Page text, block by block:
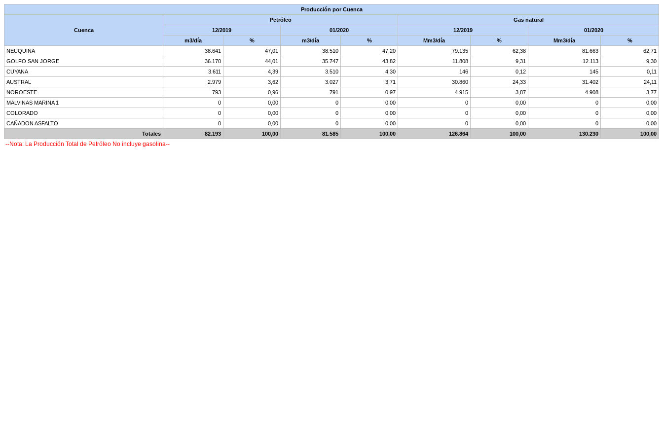
Producción por Cuenca
Cuenca
Petróleo
Gas natural
12/2019
01/2020 12/2019
01/2020
m3/día
% m3/día % Mm3/día % Mm3/día %
Totales 82.193 100,00 81.585 100,00 126.864 100,00 130.230 100,00
NEUQUINA 38.641 47,01 38.510 47,20 79.135 62,38 81.663
62,71
GOLFO SAN JORGE
36.170 44,01 35.747 43,82 11.808 9,31 12.113
9,30
CUYANA
3.611 4,39 3.510 4,30 146 0,12 145
0,11
AUSTRAL
2.979 3,62 3.027 3,71 30.860 24,33 31.402
24,11
NOROESTE
793 0,96 791 0,97 4.915 3,87 4.908
3,77
MALVINAS MARINA 1
0 0,00 0 0,00 0 0,00 0
0,00
COLORADO
0 0,00 0 0,00 0 0,00 0
0,00
CAÑADON ASFALTO
0 0,00 0 0,00 0 0,00 0 0,00
--Nota: La Producción Total de Petróleo No incluye gasolina--